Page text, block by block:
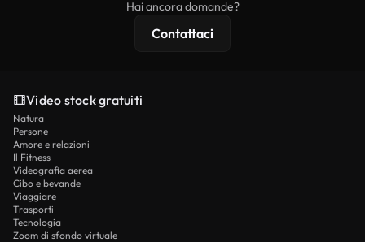
Hai ancora domande?
Contattaci
Video stock gratuiti
Natura
Persone
Amore e relazioni
Il Fitness
Videografia aerea
Cibo e bevande
Viaggiare
Trasporti
Tecnologia
Zoom di sfondo virtuale